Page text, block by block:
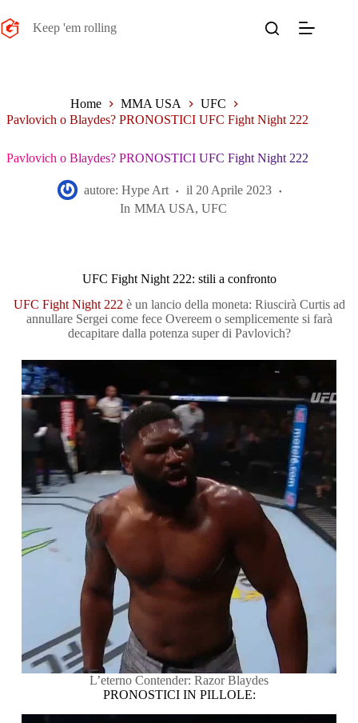
al
contenuto
Keep 'em rolling
Home MMA USA
UFC
Pavlovich o Blaydes? PRONOSTICI UFC Fight Night 222
Pavlovich o Blaydes? PRONOSTICI UFC Fight Night 222
autore: Hype Art il 20 Aprile 2023
In MMA USA, UFC
UFC Fight Night 222: stili a confronto
UFC Fight Night 222è un lancio della moneta: Riuscirà Curtis ad
annullare Sergei come fece Overeem o semplicemente si farà
decapitare dalla potenza super di Pavlovich?
L’eterno Contender: Razor Blaydes
PRONOSTICI IN PILLOLE: